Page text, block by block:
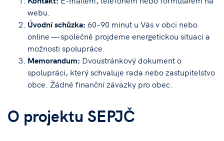
webu.
Úvodní schůzka: 60–90 minut u Vás v obci nebo
online — společně projdeme energetickou situaci a
možnosti spolupráce.
Memorandum: Dvoustránkový dokument o
spolupráci, který schvaluje rada nebo zastupitelstvo
obce. Žádné finanční závazky pro obec.
O projektu SEPJČ